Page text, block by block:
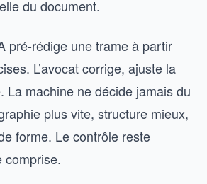
du document.
pré-rédige une trame à partir
L’avocat corrige, ajuste la
La machine ne décide jamais du
plus vite, structure mieux,
forme. Le contrôle reste
comprise.